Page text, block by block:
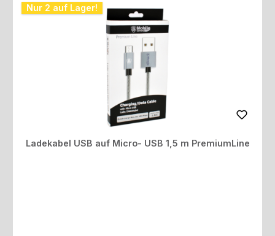
Nur 2 auf Lager!
Ladekabel USB auf Micro- USB 1,5 m PremiumLine